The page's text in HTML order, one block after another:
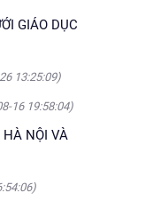
GIÁO DỤC
13:25:09)
16 19:58:04)
HÀ NỘI VÀ